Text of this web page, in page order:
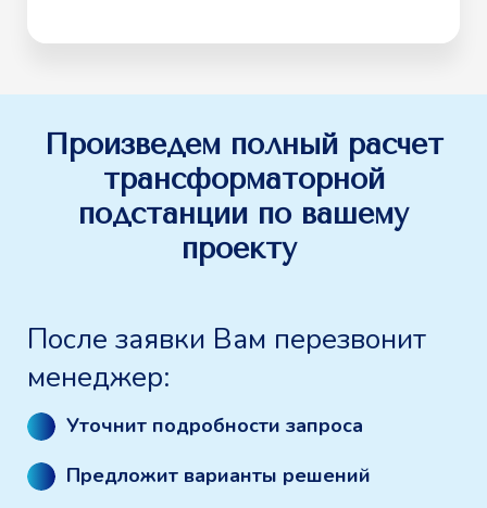
Произведем полный расчет
трансформаторной
подстанции по вашему
проекту
После заявки Вам перезвонит
менеджер:
Уточнит подробности запроса
Предложит варианты решений